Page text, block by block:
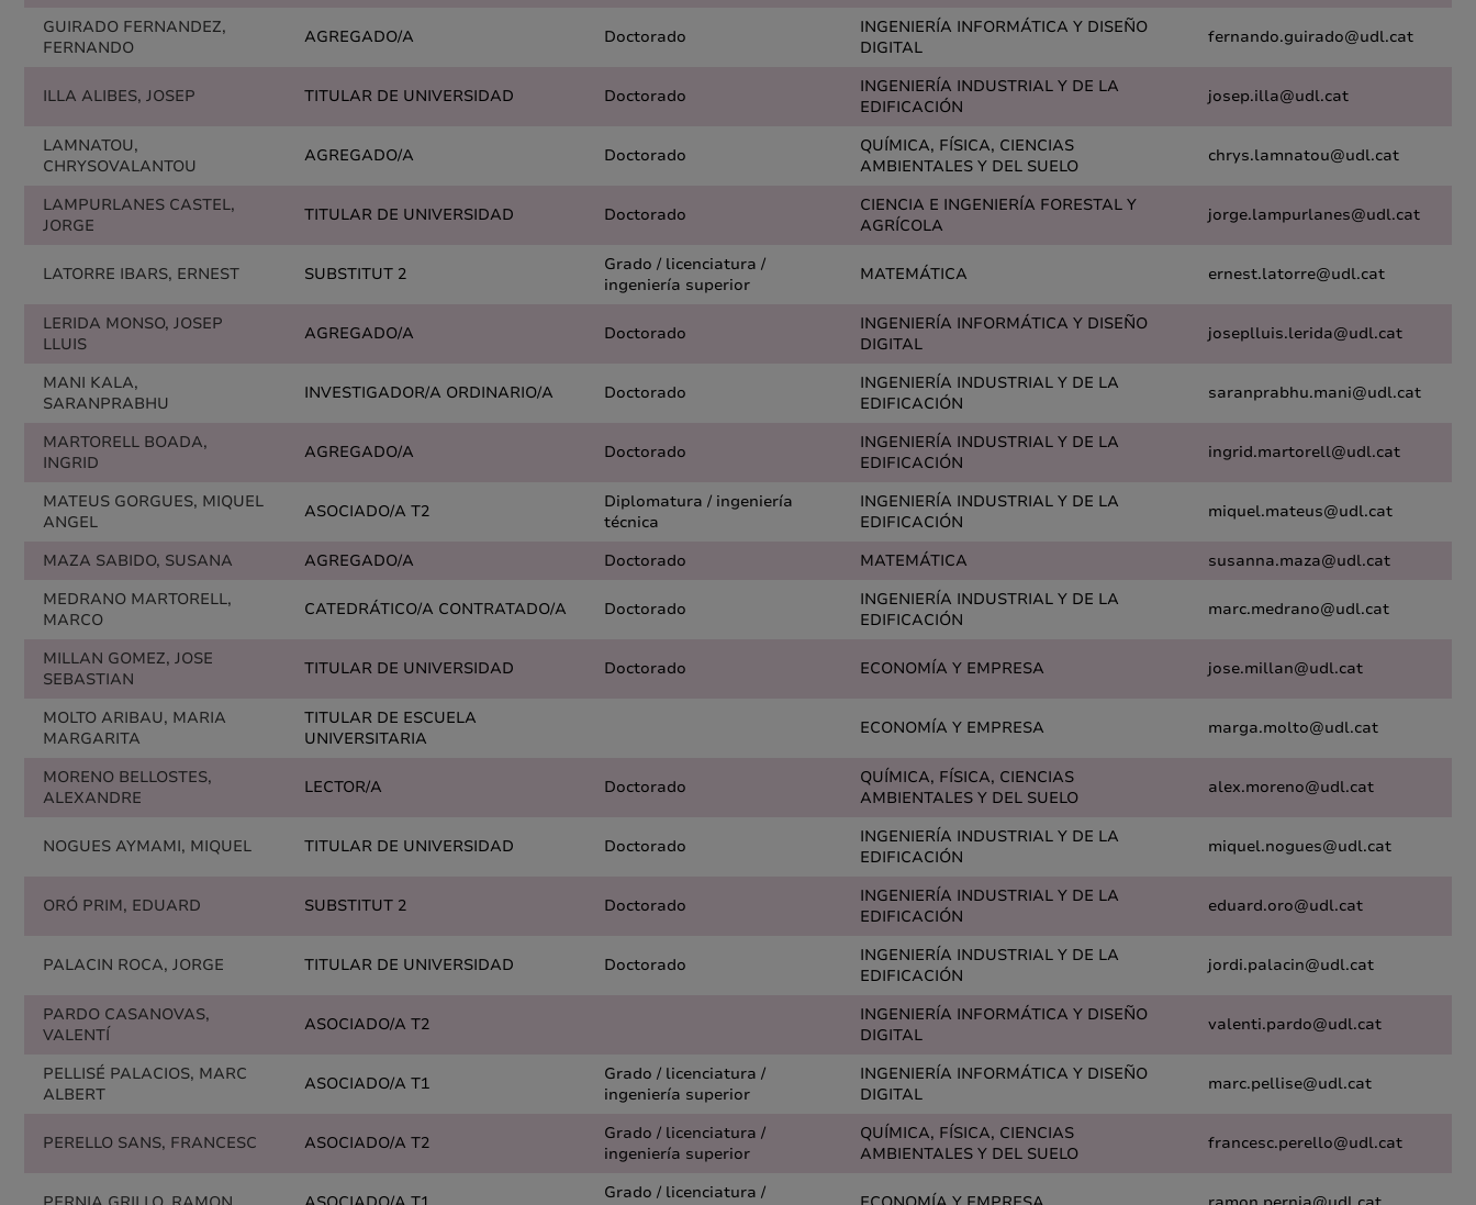
GUIRADO FERNANDEZ,
FERNANDO
AGREGADO/A Doctorado
INGENIERÍA INFORMÁTICA Y DISEÑO
DIGITAL
fernando.guirado@udl.cat
ILLA ALIBES, JOSEP TITULAR DE UNIVERSIDAD Doctorado
INGENIERÍA INDUSTRIAL Y DE LA
EDIFICACIÓN
josep.illa@udl.cat
LAMNATOU,
CHRYSOVALANTOU
AGREGADO/A Doctorado
QUÍMICA, FÍSICA, CIENCIAS
AMBIENTALES Y DEL SUELO
chrys.lamnatou@udl.cat
LAMPURLANES CASTEL,
JORGE
TITULAR DE UNIVERSIDAD Doctorado
CIENCIA E INGENIERÍA FORESTAL Y
AGRÍCOLA
jorge.lampurlanes@udl.cat
LATORRE IBARS, ERNEST SUBSTITUT 2
Grado / licenciatura /
ingeniería superior
MATEMÁTICA ernest.latorre@udl.cat
LERIDA MONSO, JOSEP
LLUIS
AGREGADO/A Doctorado
INGENIERÍA INFORMÁTICA Y DISEÑO
DIGITAL
joseplluis.lerida@udl.cat
MANI KALA,
SARANPRABHU
INVESTIGADOR/A ORDINARIO/A Doctorado
INGENIERÍA INDUSTRIAL Y DE LA
EDIFICACIÓN
saranprabhu.mani@udl.cat
MARTORELL BOADA,
INGRID
AGREGADO/A Doctorado
INGENIERÍA INDUSTRIAL Y DE LA
EDIFICACIÓN
ingrid.martorell@udl.cat
MATEUS GORGUES, MIQUEL
ANGEL
ASOCIADO/A T2
Diplomatura / ingeniería
técnica
INGENIERÍA INDUSTRIAL Y DE LA
EDIFICACIÓN
miquel.mateus@udl.cat
MAZA SABIDO, SUSANA AGREGADO/A Doctorado MATEMÁTICA
susanna.maza@udl.cat
MEDRANO MARTORELL,
MARCO
CATEDRÁTICO/A CONTRATADO/A Doctorado
INGENIERÍA INDUSTRIAL Y DE LA
EDIFICACIÓN
marc.medrano@udl.cat
MILLAN GOMEZ, JOSE
SEBASTIAN
TITULAR DE UNIVERSIDAD Doctorado ECONOMÍA Y EMPRESA jose.millan@udl.cat
MOLTO ARIBAU, MARIA
MARGARITA
TITULAR DE ESCUELA
UNIVERSITARIA
ECONOMÍA Y EMPRESA marga.molto@udl.cat
MORENO BELLOSTES,
ALEXANDRE
LECTOR/A Doctorado
QUÍMICA, FÍSICA, CIENCIAS
AMBIENTALES Y DEL SUELO
alex.moreno@udl.cat
NOGUES AYMAMI, MIQUEL TITULAR DE UNIVERSIDAD Doctorado
INGENIERÍA INDUSTRIAL Y DE LA
EDIFICACIÓN
miquel.nogues@udl.cat
ORÓ PRIM, EDUARD SUBSTITUT 2 Doctorado
INGENIERÍA INDUSTRIAL Y DE LA
EDIFICACIÓN
eduard.oro@udl.cat
PALACIN ROCA, JORGE TITULAR DE UNIVERSIDAD Doctorado
INGENIERÍA INDUSTRIAL Y DE LA
EDIFICACIÓN
jordi.palacin@udl.cat
PARDO CASANOVAS,
VALENTÍ
ASOCIADO/A T2
INGENIERÍA INFORMÁTICA Y DISEÑO
DIGITAL
valenti.pardo@udl.cat
PELLISÉ PALACIOS, MARC
ALBERT
ASOCIADO/A T1
Grado / licenciatura /
ingeniería superior
INGENIERÍA INFORMÁTICA Y DISEÑO
DIGITAL
marc.pellise@udl.cat
PERELLO SANS, FRANCESC ASOCIADO/A T2
Grado / licenciatura /
ingeniería superior
QUÍMICA, FÍSICA, CIENCIAS
AMBIENTALES Y DEL SUELO
francesc.perello@udl.cat
Grado / licenciatura /